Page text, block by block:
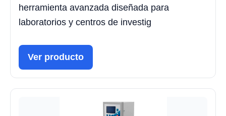
herramienta avanzada diseñada para
laboratorios y centros de investig
Ver producto